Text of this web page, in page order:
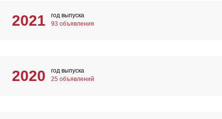
2021
год выпуска
93 объявления
2020
год выпуска
25 объявлений